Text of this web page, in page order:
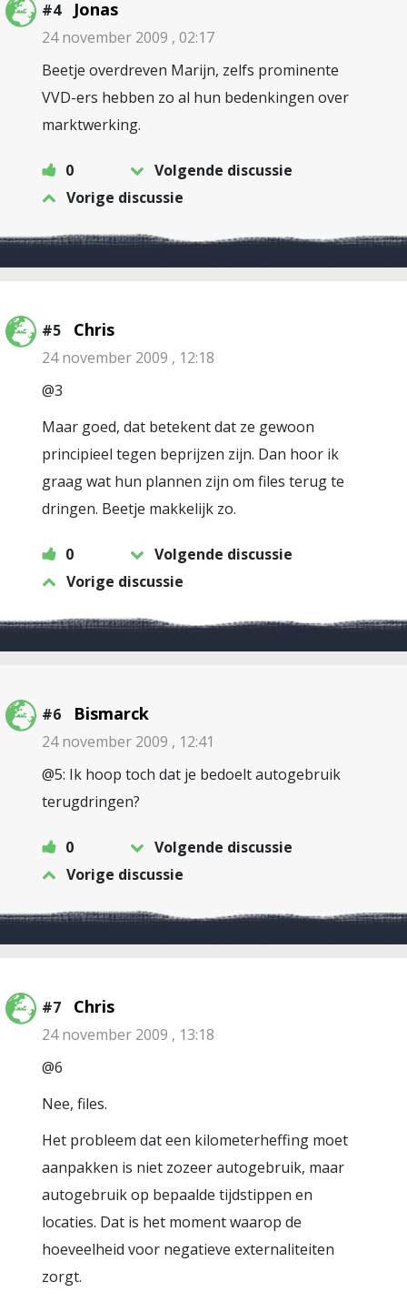
#4 Jonas
24 november 2009 , 02:17
Beetje overdreven Marijn, zelfs prominente
VVD-ers hebben zo al hun bedenkingen over
marktwerking.
0
Volgende discussie
Vorige discussie
#5 Chris
24 november 2009 , 12:18
@3
Maar goed, dat betekent dat ze gewoon
principieel tegen beprijzen zijn. Dan hoor ik
graag wat hun plannen zijn om files terug te
dringen. Beetje makkelijk zo.
0
Volgende discussie
Vorige discussie
#6 Bismarck
24 november 2009 , 12:41
@5: Ik hoop toch dat je bedoelt autogebruik
terugdringen?
0
Volgende discussie
Vorige discussie
#7 Chris
24 november 2009 , 13:18
@6
Nee, files.
Het probleem dat een kilometerheffing moet
aanpakken is niet zozeer autogebruik, maar
autogebruik op bepaalde tijdstippen en
locaties. Dat is het moment waarop de
hoeveelheid voor negatieve externaliteiten
zorgt.